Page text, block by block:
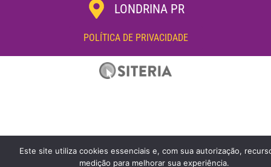
LONDRINA PR
POLÍTICA DE PRIVACIDADE
Este site utiliza cookies essenciais e, com sua autorização,
medição para melhorar sua experiência.